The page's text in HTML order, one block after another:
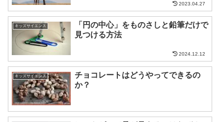
2023.04.27
キッズサイエンス
「円の中心」をものさしと鉛筆だけで
見つける方法
2024.12.12
キッズサイエンス
チョコレートはどうやってできるの
か？